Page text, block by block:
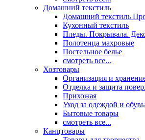
Домашний текстиль
Домашний текстиль
Кухонный текстиль
Пледы. Покрывала.
Полотенца махровые
Постельное белье
смотреть все...
Хозтовары
Организация и
Отделка и защита
Прихожая
Уход за одеждой и
Бытовые товары
смотреть все...
Канцтовары